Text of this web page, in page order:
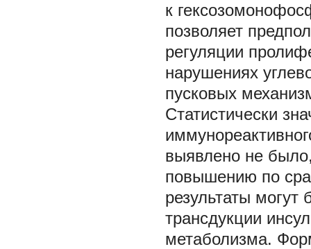
к
позволяет
регуляции
нарушениях
пусковых
Статистически
выявлено не
повышению по
результаты
трансдукции
метаболизма.